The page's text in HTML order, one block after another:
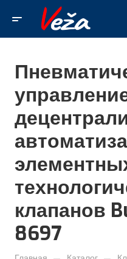
клапанов
8697